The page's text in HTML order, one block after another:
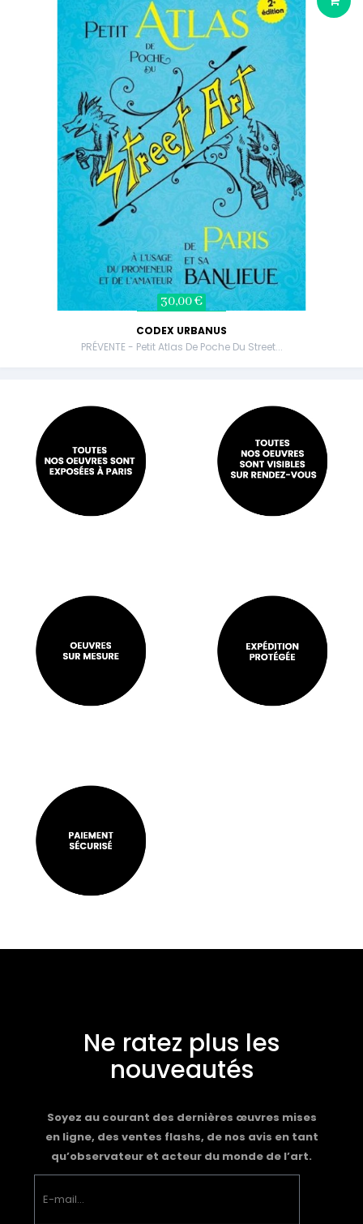
30,00 €
CODEX URBANUS
PRÉVENTE - Petit Atlas De Poche Du Street...
Ne ratez plus les
nouveautés
Soyez au courant des dernières œuvres mises
en ligne, des ventes flashs, de nos avis en tant
qu’observateur et acteur du monde de l’art.